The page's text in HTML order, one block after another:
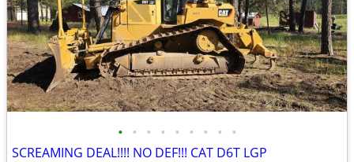
• • • • • • • • •
SCREAMING DEAL!!!! NO DEF!!! CAT D6T LGP